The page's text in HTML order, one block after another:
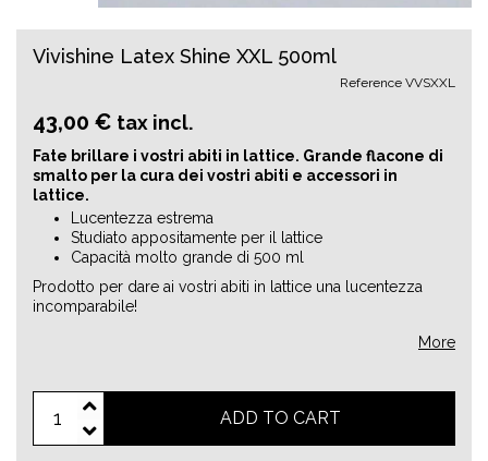
Vivishine Latex Shine XXL 500ml
Reference VVSXXL
43,00 € tax incl.
Fate brillare i vostri abiti in lattice. Grande flacone di
smalto per la cura dei vostri abiti e accessori in
lattice.
Lucentezza estrema
Studiato appositamente per il lattice
Capacità molto grande di 500 ml
Prodotto per dare ai vostri abiti in lattice una lucentezza
incomparabile!
More
ADD TO CART